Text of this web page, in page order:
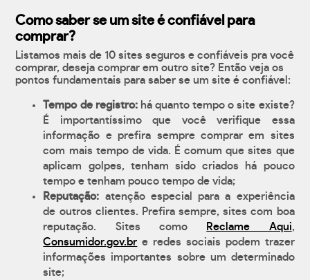
Como saber se um site é confiável para
comprar?
Listamos mais de 10 sites seguros e confiáveis pra você
comprar, deseja comprar em outro site? Então veja os
pontos fundamentais para saber se um site é confiável:
Tempo de registro:há quanto tempo o site existe?
É importantíssimo que você verifique essa
informação e prefira sempre comprar em sites
com mais tempo de vida. É comum que sites que
aplicam golpes, tenham sido criados há pouco
tempo e tenham pouco tempo de vida;
Reputação: atenção especial para a experiência
de outros clientes. Prefira sempre, sites com boa
reputação. Sites como
Reclame Aqui,
Consumidor.gov.br e redes sociais podem trazer
informações importantes sobre um determinado
site;